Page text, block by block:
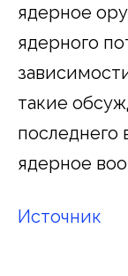
ядерное
ядерного
такие
последнего
ядерное
Источник